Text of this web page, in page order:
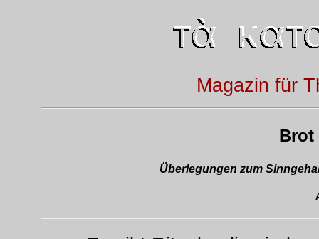
Magazin für
Brot
Überlegungen zum